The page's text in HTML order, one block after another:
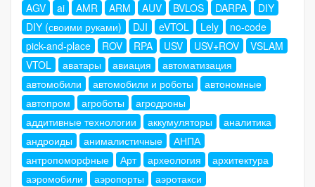
AGV ai AMR ARM AUV BVLOS DARPA
DIY
DIY (своими руками)
DJI eVTOL Lely
no-code
pick-and-place
ROV RPA USV USV+ROV
VSLAM
VTOL
аватары авиация
автоматизация
автомобили
автомобили и роботы
автономные
автопром
агроботы
агродроны
аддитивные технологии
аккумуляторы
аналитика
андроиды
анималистичные
АНПА
антропоморфные
Арт археология
архитектура
аэромобили
аэропорты
аэротакси